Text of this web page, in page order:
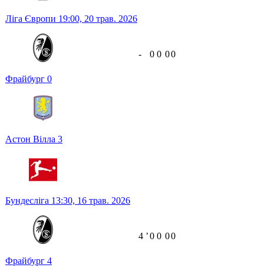
Ліга Європи 19:00, 20 трав. 2026
Фрайбург 0
Астон Вілла 3
- 0 0 00
Бундесліга 13:30, 16 трав. 2026
Фрайбург 4
4 ʼ0 0 00